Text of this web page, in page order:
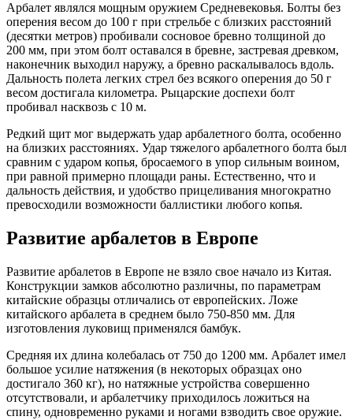
Арбалет являлся мощным оружием Средневековья. Болты без
оперения весом до 100 г при стрельбе с близких расстояний
(десятки метров) пробивали сосновое бревно толщиной до
200 мм, при этом болт оставался в бревне, застревая древком,
наконечник выходил наружу, а бревно раскалывалось вдоль.
Дальность полета легких стрел без всякого оперения до 50 г
весом достигала километра. Рыцарские доспехи болт
пробивал насквозь с 10 м.
Редкий щит мог выдержать удар арбалетного болта, особенно
на близких расстояниях. Удар тяжелого арбалетного болта был
сравним с ударом копья, бросаемого в упор сильным воином,
при равной примерно площади раны. Естественно, что и
дальность действия, и удобство прицеливания многократно
превосходили возможности баллистики любого копья.
Развитие арбалетов в Европе
Развитие арбалетов в Европе не взяло свое начало из Китая.
Конструкции замков абсолютно различны, по параметрам
китайские образцы отличались от европейских. Ложе
китайского арбалета в среднем было 750-850 мм. Для
изготовления луковищ применялся бамбук.
Средняя их длина колебалась от 750 до 1200 мм. Арбалет имел
большое усилие натяжения (в некоторых образцах оно
достигало 360 кг), но натяжные устройства совершенно
отсутствовали, и арбалетчику приходилось ложиться на
спину, одновременно руками и ногами взводить свое оружие.